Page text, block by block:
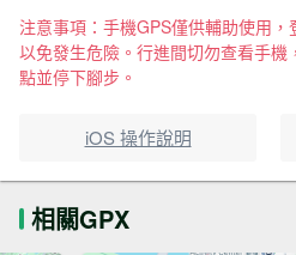
注意事項：手機GPS僅供輔助使用，
以免發生危險。行進間切勿查看手
點並停下腳步。
iOS 操作說明
相關GPX